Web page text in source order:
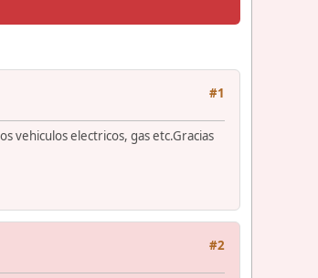
#1
vehiculos electricos, gas etc.Gracias
#2